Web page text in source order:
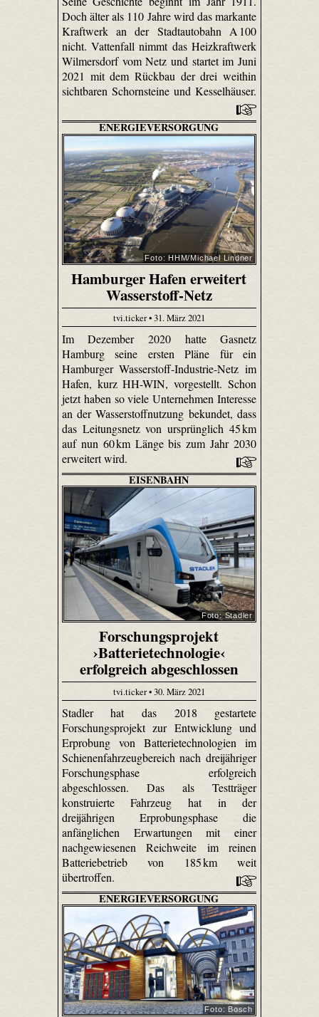
Doch älter als 110 Jahre wird das markante
Kraftwerk an der Stadtautobahn A 100
nicht. Vattenfall nimmt das Heizkraftwerk
Wilmersdorf vom Netz und startet im Juni
2021 mit dem Rückbau der drei weithin
sichtbaren Schornsteine und Kesselhäuser.
ENERGIEVERSORGUNG
Foto: HHM/Michael Lindner
Hamburger Hafen erweitert
Wasserstoff-Netz
tvi.ticker • 31. März 2021
Im Dezember 2020 hatte Gasnetz
Hamburg seine ersten Pläne für ein
Hamburger Wasserstoff-Industrie-Netz im
Hafen, kurz HH-WIN, vorgestellt. Schon
jetzt haben so viele Unternehmen Interesse
an der Wasserstoffnutzung bekundet, dass
das Leitungsnetz von ursprünglich 45 km
auf nun 60 km Länge bis zum Jahr 2030
erweitert wird.
EISENBAHN
Foto: Stadler
Forschungsprojekt
›Batterietechnologie‹
erfolgreich abgeschlossen
tvi.ticker • 30. März 2021
Stadler hat das 2018 gestartete
Forschungsprojekt zur Entwicklung und
Erprobung von Batterietechnologien im
Schienenfahrzeugbereich nach dreijähriger
Forschungsphase erfolgreich
abgeschlossen. Das als Testträger
konstruierte Fahrzeug hat in der
dreijährigen Erprobungsphase die
anfänglichen Erwartungen mit einer
nachgewiesenen Reichweite im reinen
Batteriebetrieb von 185 km weit
übertroffen.
ENERGIEVERSORGUNG
Foto: Bosch